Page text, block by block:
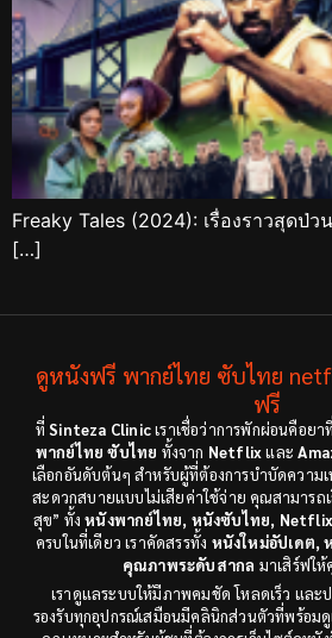
Freaky Tales (2024): เรื่องราวสุดป่
[…]
ดูหนังฟรี พากย์ไทย ซับไทย
ฟรี
ที่Sinteza Clinicเราเชื่อว่าการพักผ่อนคือยา
พากย์ไทย ซับไทย ทั้งจาก Netflixและ
เลือกอันดับต้นๆ สำหรับผู้ที่ต้องการบำบัดความ
สะดวกสบายแบบไม่เสียค่าใช้จ่าย คุณสามารถ
สุข” ทั้งหนังพากย์ไทย, หนังซับไทย,
ครบในที่เดียว เราคัดสรรทั้ง หนังใหม่อัปเดต,
คุณภาพระดับสากล มาเสิร์ฟใ
เราดูแลระบบให้มีภาพคมชัด โหลดเร็ว และ
รองรับทุกอุปกรณ์เสมือนมีคลินิกส่วนตัวที่พร้อม